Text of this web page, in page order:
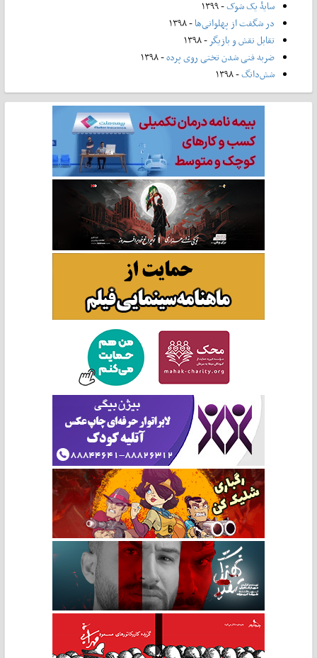
سایۀ یک شوک- ۱۳۹۹
در شگفت از پهلوانی‌ها- ۱۳۹۸
تقابل نقش و بازیگر- ۱۳۹۸
ضربه فنی شدن تختی روی پرده- ۱۳۹۸
شش‌دانگ- ۱۳۹۸